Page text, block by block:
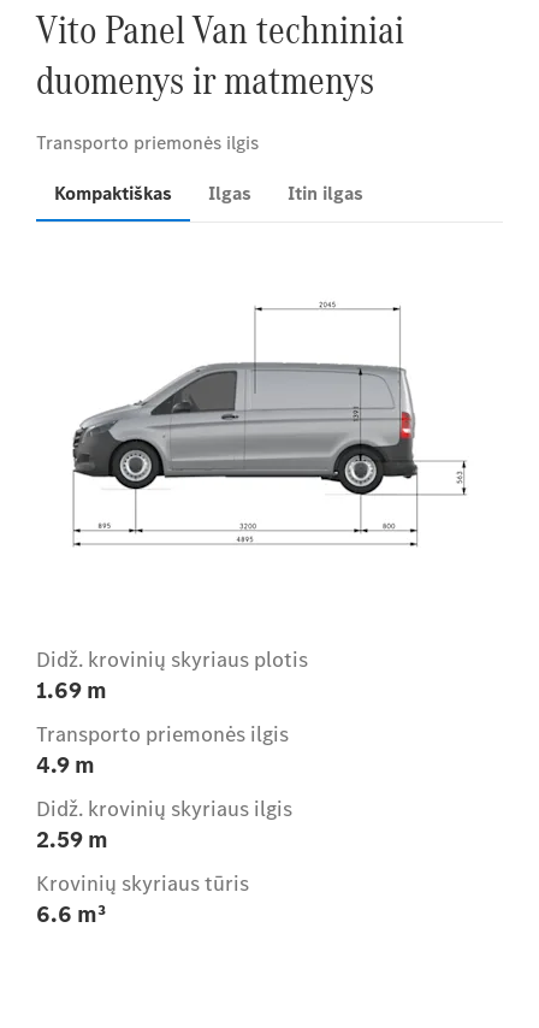
Vito Panel Van techniniai
duomenys ir matmenys
Kompaktiškas Ilgas Itin ilgas
Didž. krovinių skyriaus plotis
1.69 m
Transporto priemonės ilgis
4.9 m
Didž. krovinių skyriaus ilgis
2.59 m
Krovinių skyriaus tūris
6.6 m³